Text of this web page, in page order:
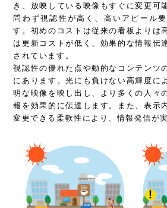
き、放映している映像もすぐに変更可
問わず視認性が高く、高いアピール
す。初めのコストは従来の看板よりは
は更新コストが低く、効果的な情報伝
されています。
視認性の優れた点や動的なコンテンツ
にあります。光にも負けない高輝度に
明な映像を映し出し、より多くの人々
報を効果的に伝達します。また、表示
変更できる柔軟性により、情報発信が